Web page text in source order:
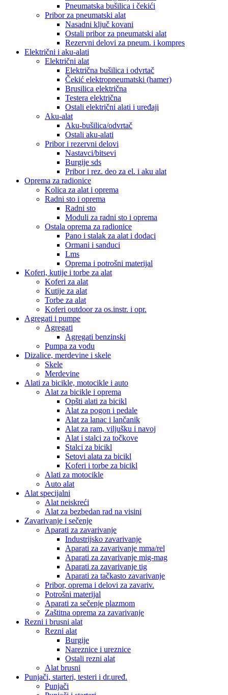
Pneumatska bušilica i čekići
Pribor za pneumatski alat
Nasadni ključ kovani
Ostali pribor za pneumatski alat
Rezervni delovi za pneum. i kompres
Električni i aku-alati
Električni alat
Električna bušilica i odvrtač
Čekić elektropneumatski (hamer)
Brusilica električna
Testera električna
Ostali električni alati i uređaji
Aku-alat
Aku-bušilica/odvrtač
Ostali aku-alati
Pribor i rezervni delovi
Nastavci/bitsevi
Burgije sds
Pribor i rez. deo za el. i aku alat
Oprema za radionice
Kolica za alat i oprema
Radni sto i oprema
Radni sto
Moduli za radni sto i oprema
Ostala oprema za radionice
Pano i stalak za alat i dodaci
Ormani i sanduci
Lms
Oprema i potrošni materijal
Koferi, kutije i torbe za alat
Koferi za alat
Kutije za alat
Torbe za alat
Koferi outdoor za os.instr. i opr.
Agregati i pumpe
Agregati
Agregati benzinski
Pumpa za vodu
Dizalice, merdevine i skele
Skele
Merdevine
Alati za bicikle, motocikle i auto
Alat za bicikle i oprema
Opšti alati za bicikl
Alat za pogon i pedale
Alat za lanac i lančanik
Alat za ram, viljušku i navoj
Alat i stalci za točkove
Stalci za bicikl
Setovi alata za bicikl
Koferi i torbe za bicikl
Alati za motocikle
Auto alat
Alat specijalni
Alat neiskreći
Alat za bezbedan rad na visini
Zavarivanje i sečenje
Aparati za zavarivanje
Industrijsko zavarivanje
Aparati za zavarivanje mma/rel
Aparati za zavarivanje mig-mag
Aparati za zavarivanje tig
Aparati za tačkasto zavarivanje
Pribor, oprema i delovi za zavariv.
Potrošni materijal
Aparati za sečenje plazmom
Zaštitna oprema za zavarivanje
Rezni i brusni alat
Rezni alat
Burgije
Nareznice i ureznice
Ostali rezni alat
Alat brusni
Punjači, starteri, testeri i dr.uređ.
Punjači